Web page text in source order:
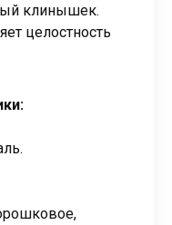
клинышек.
целостность